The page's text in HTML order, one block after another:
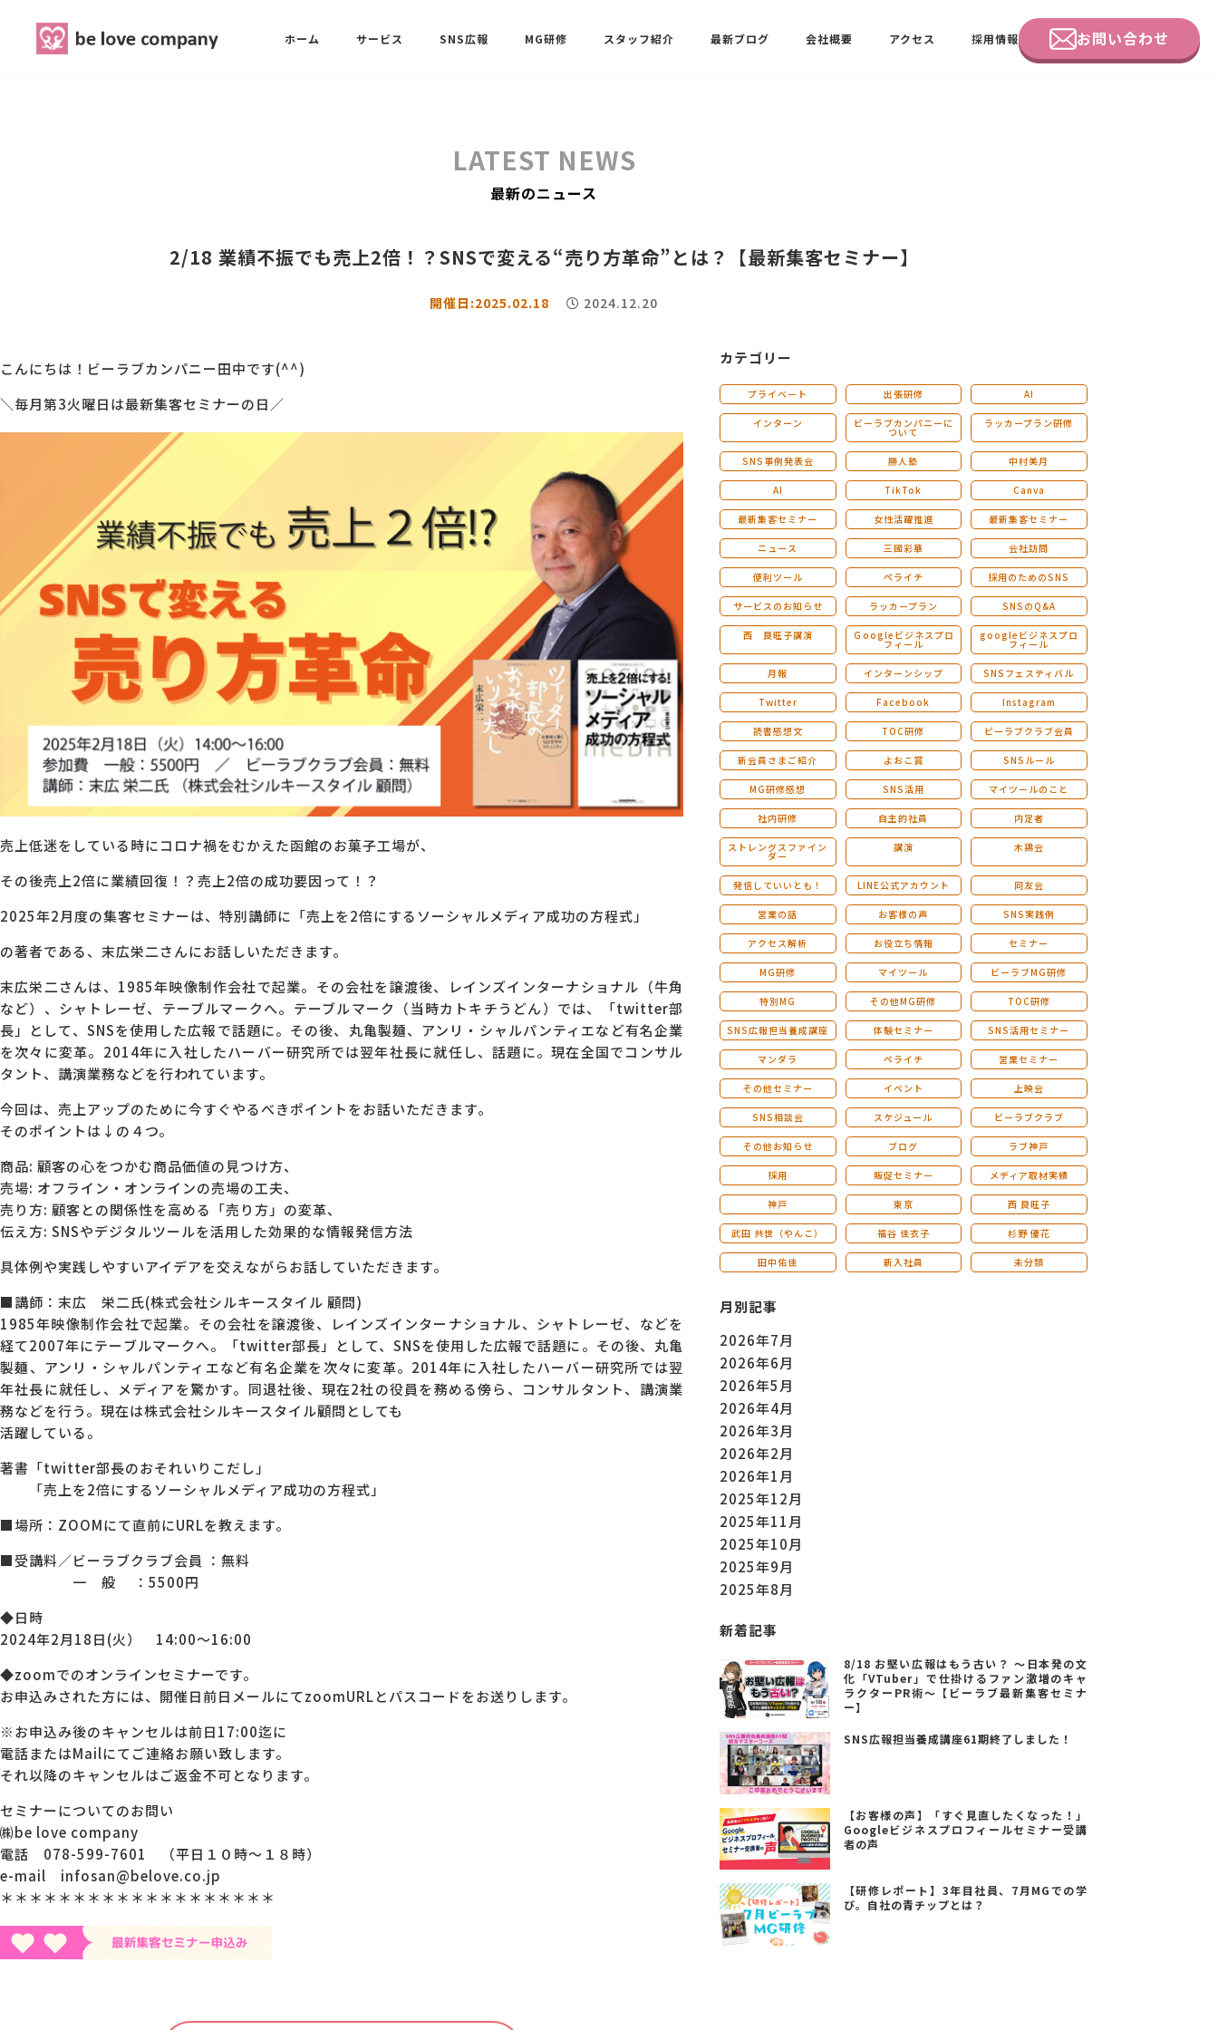
ホーム サービス
ストレングスファインダー研修
SNS広報 MG研修 スタッフ紹介 最新ブログ 会社概要 アクセス 採用情報 お問い合わせ
最新ブログ
アクセス
採用情報
お問い合わせ
LATEST NEWS
最新のニュース
2/18 業績不振でも売上2倍！？SNSで変える“売り方革命”とは？【最新集客セミナー】
開催日:2025.02.18 2024.12.20
こんにちは！ビーラブカンパニー田中です(^^)
＼毎月第3火曜日は最新集客セミナーの日／
売上低迷をしている時にコロナ禍をむかえた函館のお菓子工場が、
その後売上2倍に業績回復！？売上2倍の成功要因って！？
2025年2月度の集客セミナーは、特別講師に「売上を2倍にするソーシャルメディア成功の方程式」
の著者である、末広栄二さんにお話しいただきます。
末広栄二さんは、1985年映像制作会社で起業。その会社を譲渡後、レインズインターナショナル（牛角
など）、シャトレーゼ、テーブルマークへ。テーブルマーク（当時カトキチうどん）では、「twitter部
長」として、SNSを使用した広報で話題に。その後、丸亀製麺、アンリ・シャルパンティエなど有名企業
を次々に変革。2014年に入社したハーバー研究所では翌年社長に就任し、話題に。現在全国でコンサル
タント、講演業務などを行われています。
今回は、売上アップのために今すぐやるべきポイントをお話いただきます。
そのポイントは↓の４つ。
商品: 顧客の心をつかむ商品価値の見つけ方、
売場: オフライン・オンラインの売場の工夫、
売り方: 顧客との関係性を高める「売り方」の変革、
伝え方: SNSやデジタルツールを活用した効果的な情報発信方法
具体例や実践しやすいアイデアを交えながらお話していただきます。
■講師：末広 栄二氏(株式会社シルキースタイル 顧問)
1985年映像制作会社で起業。その会社を譲渡後、レインズインターナショナル、シャトレーゼ、などを
経て2007年にテーブルマークへ。「twitter部長」として、SNSを使用した広報で話題に。その後、丸亀
製麺、アンリ・シャルパンティエなど有名企業を次々に変革。2014年に入社したハーバー研究所では翌
年社長に就任し、メディアを驚かす。同退社後、現在2社の役員を務める傍ら、コンサルタント、講演業
務などを行う。現在は株式会社シルキースタイル顧問としても
活躍している。
著書「twitter部長のおそれいりこだし」
「売上を2倍にするソーシャルメディア成功の方程式」
■場所：ZOOMにて直前にURLを教えます。
■受講料／ビーラブクラブ会員 ：無料
一 般 ：5500円
◆日時
2024年2月18日(火） 14:00～16:00
◆zoomでのオンラインセミナーです。
お申込みされた方には、開催日前日メールにてzoomURLとパスコードをお送りします。
※お申込み後のキャンセルは前日17:00迄に
電話またはMailにてご連絡お願い致します。
それ以降のキャンセルはご返金不可となります。
セミナーについてのお問い
㈱be love company
電話 078-599-7601 （平日１０時～１８時）
e-mail infosan@belove.co.jp
＊＊＊＊＊＊＊＊＊＊＊＊＊＊＊＊＊＊＊
カテゴリー
プライベート 出張研修 AI
インターン ビーラブカンパニーに
ついて
ラッカープラン研修
SNS事例発表会 勝人塾 中村美月
AI TikTok Canva
最新集客セミナー 女性活躍推進 最新集客セミナー
ニュース 三國彩華 会社訪問
便利ツール ペライチ 採用のためのSNS
サービスのお知らせ ラッカープラン SNSのQ&A
西 良旺子講演 Ｇoogleビジネスプロ
フィール
googleビジネスプロ
フィール
月報 インターンシップ SNSフェスティバル
Twitter Facebook Instagram
読書感想文 TOC研修 ビーラブクラブ会員
新会員さまご紹介 よおこ賞 SNSルール
MG研修感想 SNS活用 マイツールのこと
社内研修 自主的社員 内定者
ストレングスファイン
ダー
講演 木鶏会
発信していいとも！ LINE公式アカウント 同友会
営業の話 お客様の声 SNS実践例
アクセス解析 お役立ち情報 セミナー
MG研修 マイツール ビーラブMG研修
特別MG その他MG研修 TOC研修
SNS広報担当養成講座 体験セミナー SNS活用セミナー
マンダラ ペライチ 営業セミナー
その他セミナー イベント 上映会
SNS相談会 スケジュール ビーラブクラブ
その他お知らせ ブログ ラブ神戸
採用 販促セミナー メディア取材実績
神戸 東京 西 良旺子
武田 共世（やんこ） 福谷 佳衣子 杉野 優花
田中佑佳 新入社員 未分類
月別記事
2026年7月
2026年6月
2026年5月
2026年4月
2026年3月
2026年2月
2026年1月
2025年12月
2025年11月
2025年10月
2025年9月
2025年8月
新着記事
8/18 お堅い広報はもう古い？ ～日本発の文
化「VTuber」で仕掛けるファン激増のキャ
ラクターPR術～【ビーラブ最新集客セミナ
ー】
SNS広報担当養成講座61期終了しました！
【お客様の声】「すぐ見直したくなった！」
Googleビジネスプロフィールセミナー受講
者の声
【研修レポート】3年目社員、7月MGでの学
び。自社の青チップとは？